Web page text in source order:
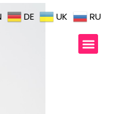
DE UK RU